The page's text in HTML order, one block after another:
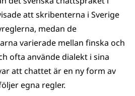
att skribenterna i Sverige
medan de
varierade mellan finska och
ofta använde dialekt i sina
att chattet är en ny form av
egna regler.